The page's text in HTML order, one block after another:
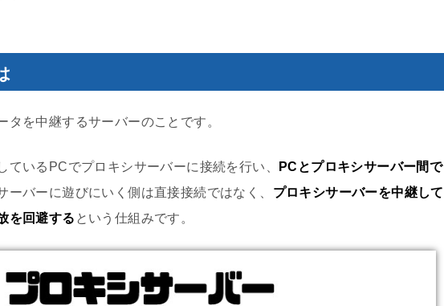
タを中継するサーバーのことです。
ているPCでプロキシサーバーに接続を行い、
PCとプロキシサーバー間で
ーバーに遊びにいく側は直接接続ではなく、 プロキシサーバーを中継して
を回避する という仕組みです。